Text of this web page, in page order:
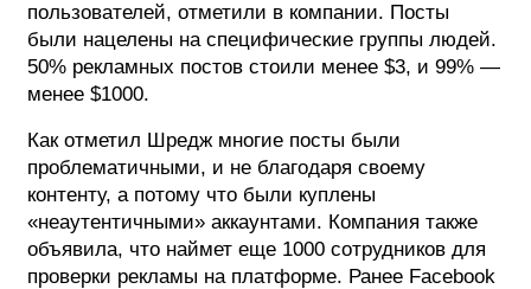
пользователей, отметили в компании. Посты
были нацелены на специфические группы людей.
50% рекламных постов стоили менее $3, и 99% —
менее $1000.
Как отметил Шредж многие посты были
проблематичными, и не благодаря своему
контенту, а потому что были куплены
«неаутентичными» аккаунтами. Компания также
объявила, что наймет еще 1000 сотрудников для
проверки рекламы на платформе. Ранее Facebook